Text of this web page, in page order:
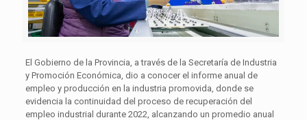
El Gobierno de la Provincia, a través de la Secretaría de Industria
y Promoción Económica, dio a conocer el informe anual de
empleo y producción en la industria promovida, donde se
evidencia la continuidad del proceso de recuperación del
empleo industrial durante 2022, alcanzando un promedio anual